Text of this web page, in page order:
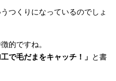
つくりになっているのでしょ
的ですね。
で毛だまをキャッチ！」 と書